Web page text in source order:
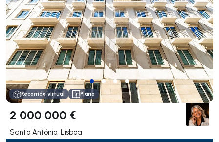
Recorrido virtual Plano
2 000 000 €
Santo António, Lisboa